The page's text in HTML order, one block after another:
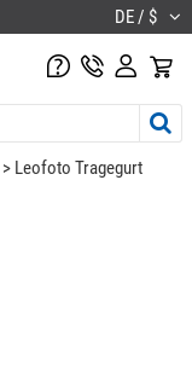
DE / $
> Leofoto Tragegurt